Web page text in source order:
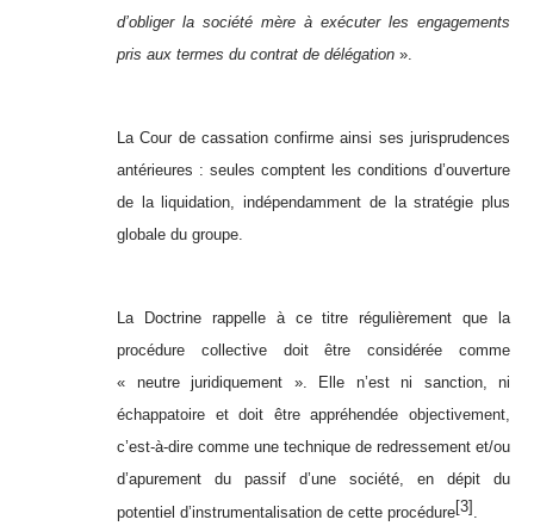
d’obliger la société mère à exécuter les engagements
pris aux termes du contrat de délégation ».
La Cour de cassation confirme ainsi ses jurisprudences
antérieures : seules comptent les conditions d’ouverture
de la liquidation, indépendamment de la stratégie plus
globale du groupe.
La Doctrine rappelle à ce titre régulièrement que la
procédure collective doit être considérée comme
« neutre juridiquement ». Elle n’est ni sanction, ni
échappatoire et doit être appréhendée objectivement,
c’est-à-dire comme une technique de redressement et/ou
d’apurement du passif d’une société, en dépit du
potentiel d’instrumentalisation de cette procédure[3].